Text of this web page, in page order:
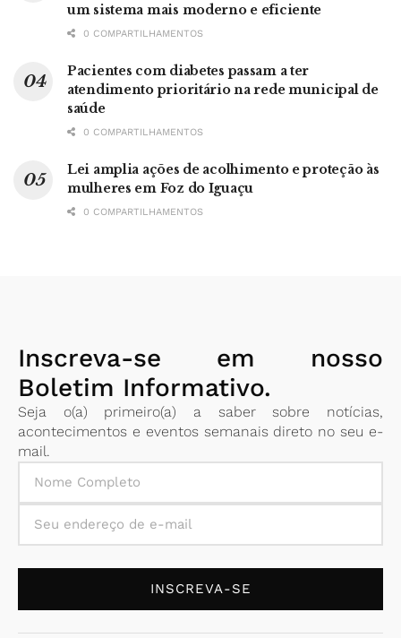
um sistema mais moderno e eficiente
0 COMPARTILHAMENTOS
Pacientes com diabetes passam a ter
atendimento prioritário na rede municipal de
saúde
0 COMPARTILHAMENTOS
Lei amplia ações de acolhimento e proteção às
mulheres em Foz do Iguaçu
0 COMPARTILHAMENTOS
Inscreva-se em nosso
Boletim Informativo.
Seja o(a) primeiro(a) a saber sobre notícias,
acontecimentos e eventos semanais direto no seu e-
mail.
INSCREVA-SE